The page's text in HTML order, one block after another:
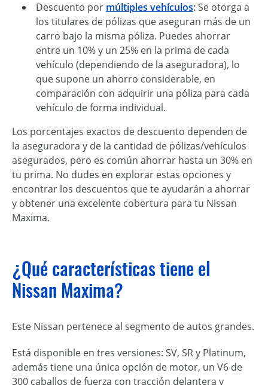
Descuento por múltiples vehículos:Se otorga a
los titulares de pólizas que aseguran más de un
carro bajo la misma póliza. Puedes ahorrar
entre un 10% y un 25% en la prima de cada
vehículo (dependiendo de la aseguradora), lo
que supone un ahorro considerable, en
comparación con adquirir una póliza para cada
vehículo de forma individual.
Los porcentajes exactos de descuento dependen de
la aseguradora y de la cantidad de pólizas/vehículos
asegurados, pero es común ahorrar hasta un 30% en
tu prima. No dudes en explorar estas opciones y
encontrar los descuentos que te ayudarán a ahorrar
y obtener una excelente cobertura para tu Nissan
Maxima.
¿Qué características tiene el
Nissan Maxima?
Este Nissan pertenece al segmento de autos grandes.
Está disponible en tres versiones: SV, SR y Platinum,
además tiene una única opción de motor, un V6 de
300 caballos de fuerza con tracción delantera y